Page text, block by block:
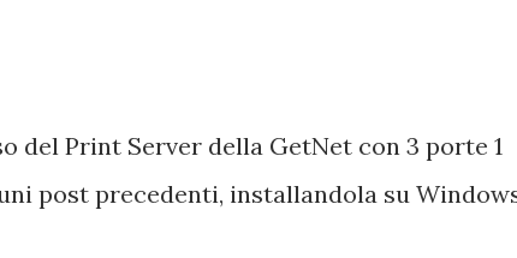
del Print Server della GetNet con 3 porte 1
post precedenti, installandola su